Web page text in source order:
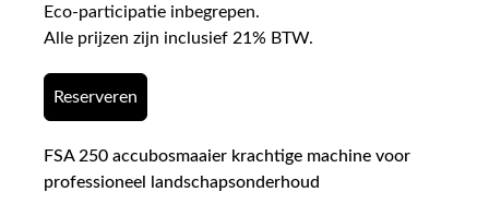
Eco-participatie inbegrepen.
Alle prijzen zijn inclusief 21% BTW.
Reserveren
FSA 250 accubosmaaier krachtige machine voor
professioneel landschapsonderhoud